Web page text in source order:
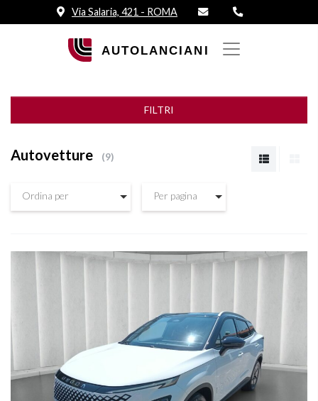
Via Salaria, 421 - ROMA
FILTRI
Autovetture 9
Ordina per Per pagina
Vedi dettagli